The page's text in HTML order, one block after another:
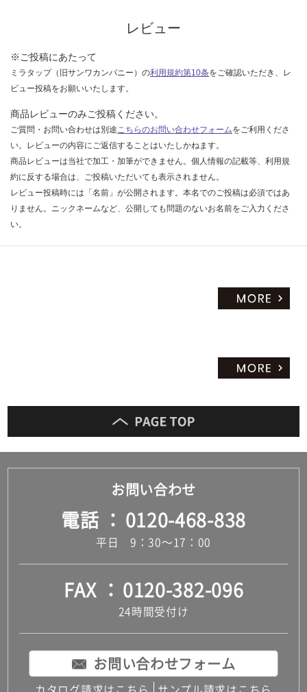
レビュー
※ご投稿にあたって
ミラタップ（旧サンワカンパニー）の利用規約第10条をご確認いただき、レ
ビュー投稿をお願いいたします。
商品レビューのみご投稿ください。
ご質問・お問い合わせは別途こちらのお問い合わせフォームをご利用くださ
い。レビューの内容にご返信することはいたしかねます。
商品レビューは当社で加工・加筆ができません。個人情報の記載等、利用規
約に反する場合は、ご投稿いただいても表示されません。
レビュー投稿時には「名前」が公開されます。本名でのご投稿は必須ではあ
りません。ニックネームなど、公開しても問題のないお名前をご入力くださ
い。
お問い合わせ
電話 0120-468-838
平日 9：30～17：00
FAX 0120-382-096
24時間受付け
お問い合わせフォーム